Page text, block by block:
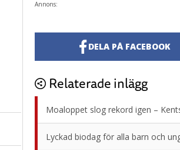
Annons:
DELA PÅ FACEBOOK
Relaterade inlägg
Moaloppet slog rekord igen –
Lyckad biodag för alla barn och